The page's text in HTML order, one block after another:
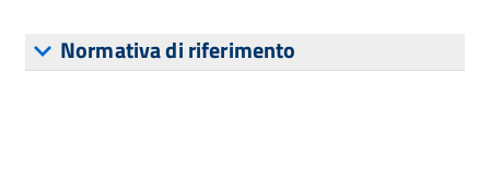
Normativa di riferimento